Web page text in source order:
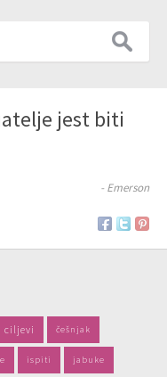
jest biti
- Emerson
ciljevi češnjak
ispiti jabuke